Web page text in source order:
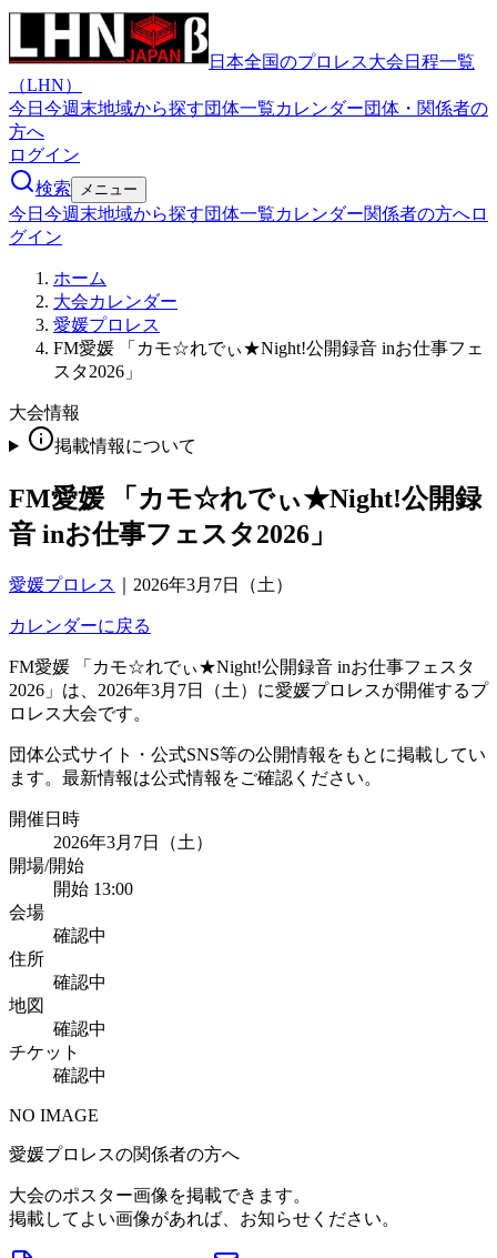
日本全国のプロレス大会日程一覧
（LHN）
今日 今週末地域から探す団体一覧カレンダー団体・関係者の
方へ
ログイン
検索
メニュー
今日 今週末地域から探す団体一覧カレンダー関係者の方へロ
グイン
ホーム
大会カレンダー
愛媛プロレス
FM愛媛 「カモ☆れでぃ★Night!公開録音 inお仕事フェ
スタ2026」
大会情報
掲載情報について
FM愛媛 「カモ☆れでぃ★Night!公開録
音 inお仕事フェスタ2026」
愛媛プロレス 2026年3月7日（土）
カレンダーに戻る
FM愛媛 「カモ☆れでぃ★Night!公開録音 inお仕事フェスタ
2026」は、2026年3月7日（土）に愛媛プロレスが開催するプ
ロレス大会です。
団体公式サイト・公式SNS等の公開情報をもとに掲載してい
ます。最新情報は公式情報をご確認ください。
開催日時
2026年3月7日（土）
開場/開始
開始 13:00
会場
確認中
住所
確認中
地図
確認中
チケット
確認中
NO IMAGE
愛媛プロレスの関係者の方へ
大会のポスター画像を掲載できます。
掲載してよい画像があれば、お知らせください。